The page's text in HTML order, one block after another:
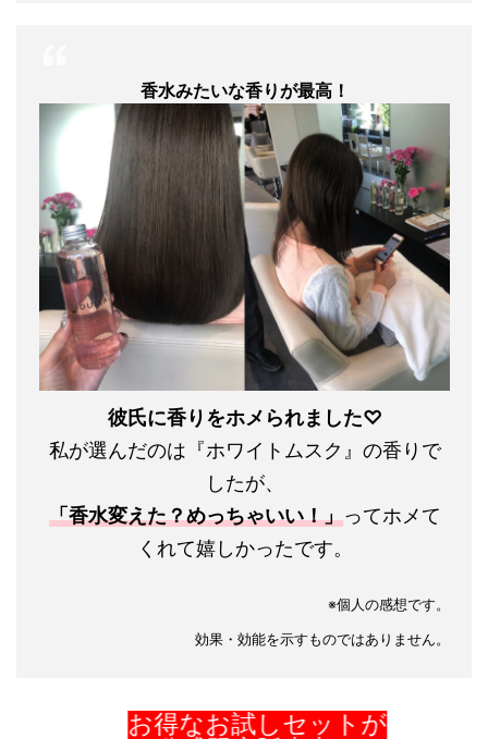
香水みたいな香りが最高！
彼氏に香りをホメられました♡
私が選んだのは『ホワイトムスク』の香りで
したが、
「香水変えた？めっちゃいい！」ってホメて
くれて嬉しかったです。
※個人の感想です。
効果・効能を示すものではありません。
お得なお試しセットが